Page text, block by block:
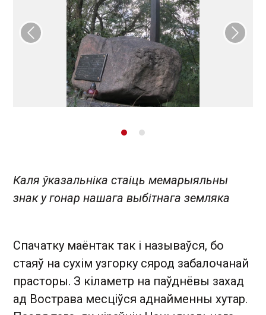
Папярэдні слайд
Каля ўказальніка стаіць мемарыяльны
знак у гонар нашага выбітнага земляка
Спачатку маёнтак так і называўся, бо
стаяў на сухім узгорку сярод забалочанай
прасторы. З кіламетр на паўднёвы захад
ад Вострава месціўся аднайменны хутар.